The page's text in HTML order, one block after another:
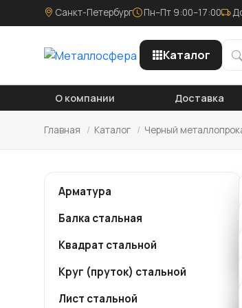
Санкт-Петербург Пн–Пт 9:00–17:00
Каталог
О компании Доставка
Главная / Каталог / Черный
Арматура
Балка стальная
Квадрат стальной
Круг (пруток) стальной
Лист стальной